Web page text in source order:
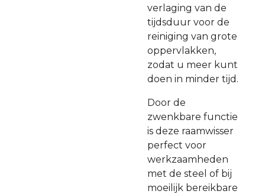
verlaging van de
tijdsduur voor de
reiniging van grote
oppervlakken,
zodat u meer kunt
doen in minder tijd.
Door de
zwenkbare functie
is deze raamwisser
perfect voor
werkzaamheden
met de steel of bij
moeilijk bereikbare